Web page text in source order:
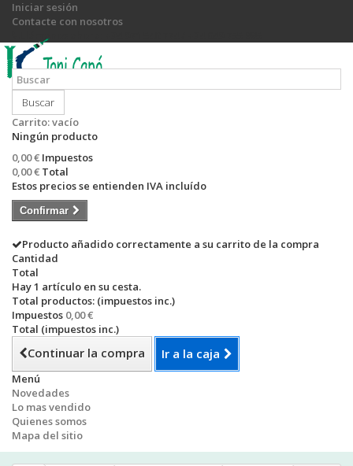
Iniciar sesión
Contacte con nosotros
Llámanos ahora:
Buscar
Carrito:vacío
Ningún producto
0,00 € Impuestos
0,00 € Total
Estos precios se entienden IVA incluído
Confirmar
Producto añadido correctamente a su carrito de la compra
Cantidad
Total
Hay 1 artículo en su cesta.
Total productos: (impuestos inc.)
Impuestos 0,00 €
Total (impuestos inc.)
Continuar la compra Ir a la caja
Menú
Novedades
Lo mas vendido
Quienes somos
Mapa del sitio